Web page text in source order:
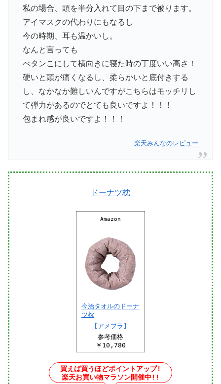
私の場合、頭を半分入れて目の下まで被ります。
アイマスクの代わりにもなるし
今の時期、耳も温かいし。
なんと言っても
ぺタンこにして横向きに寝た時の丁度いい高さ！
硬いと頭が痛くなるし、柔らかいと底付きする
し、なかなか難しいんですがこちらはモッチリし
て弾力があるのでとても良いですよ！！！
包まれ感が良いですよ！！！
楽天みんなのレビュー
ドーナツ枕
Amazon
今治タオルのドーナ
ツ枕
【アメプラ】
参考価格
￥10,780
買えば買うほどポイントアップ!
楽天お買い物マラソン開催中!!